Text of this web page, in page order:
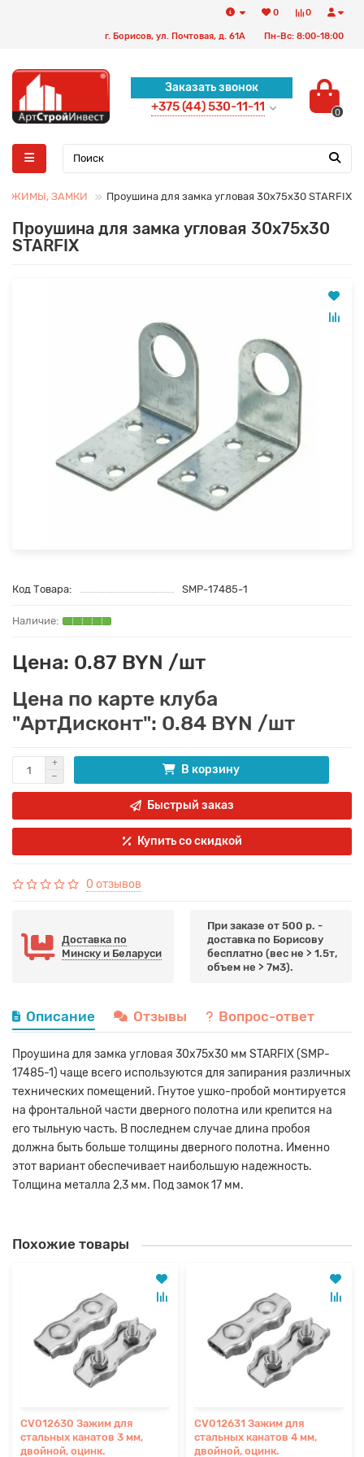
0
0
г. Борисов, ул. Почтовая, д. 61А Пн-Вс: 8:00-18:00
Заказать звонок
+375 (44) 530-11-11 0
ЗАМКИ Проушина для замка угловая 30х75х30 STARFIX
Проушина для замка угловая 30х75х30
STARFIX
Код Товара: SMP-17485-1
Цена: 0.87 BYN /шт
Цена по карте клуба
"АртДисконт": 0.84 BYN /шт
В корзину
Быстрый заказ
Купить со скидкой
0 отзывов
Доставка по
Минску и Беларуси
При заказе от 500 р. -
доставка по Борисову
бесплатно (вес не > 1.5т,
объем не > 7м3).
Описание Отзывы Вопрос-ответ
Проушина для замка угловая 30х75х30 мм STARFIX (SMP-
17485-1) чаще всего используются для запирания различных
технических помещений. Гнутое ушко-пробой монтируется
на фронтальной части дверного полотна или крепится на
его тыльную часть. В последнем случае длина пробоя
должна быть больше толщины дверного полотна. Именно
этот вариант обеспечивает наибольшую надежность.
Толщина металла 2,3 мм. Под замок 17 мм.
Похожие товары
CV012630 Зажим для
стальных канатов 3 мм,
двойной, оцинк.
CV012631 Зажим для
стальных канатов 4 мм,
двойной, оцинк.